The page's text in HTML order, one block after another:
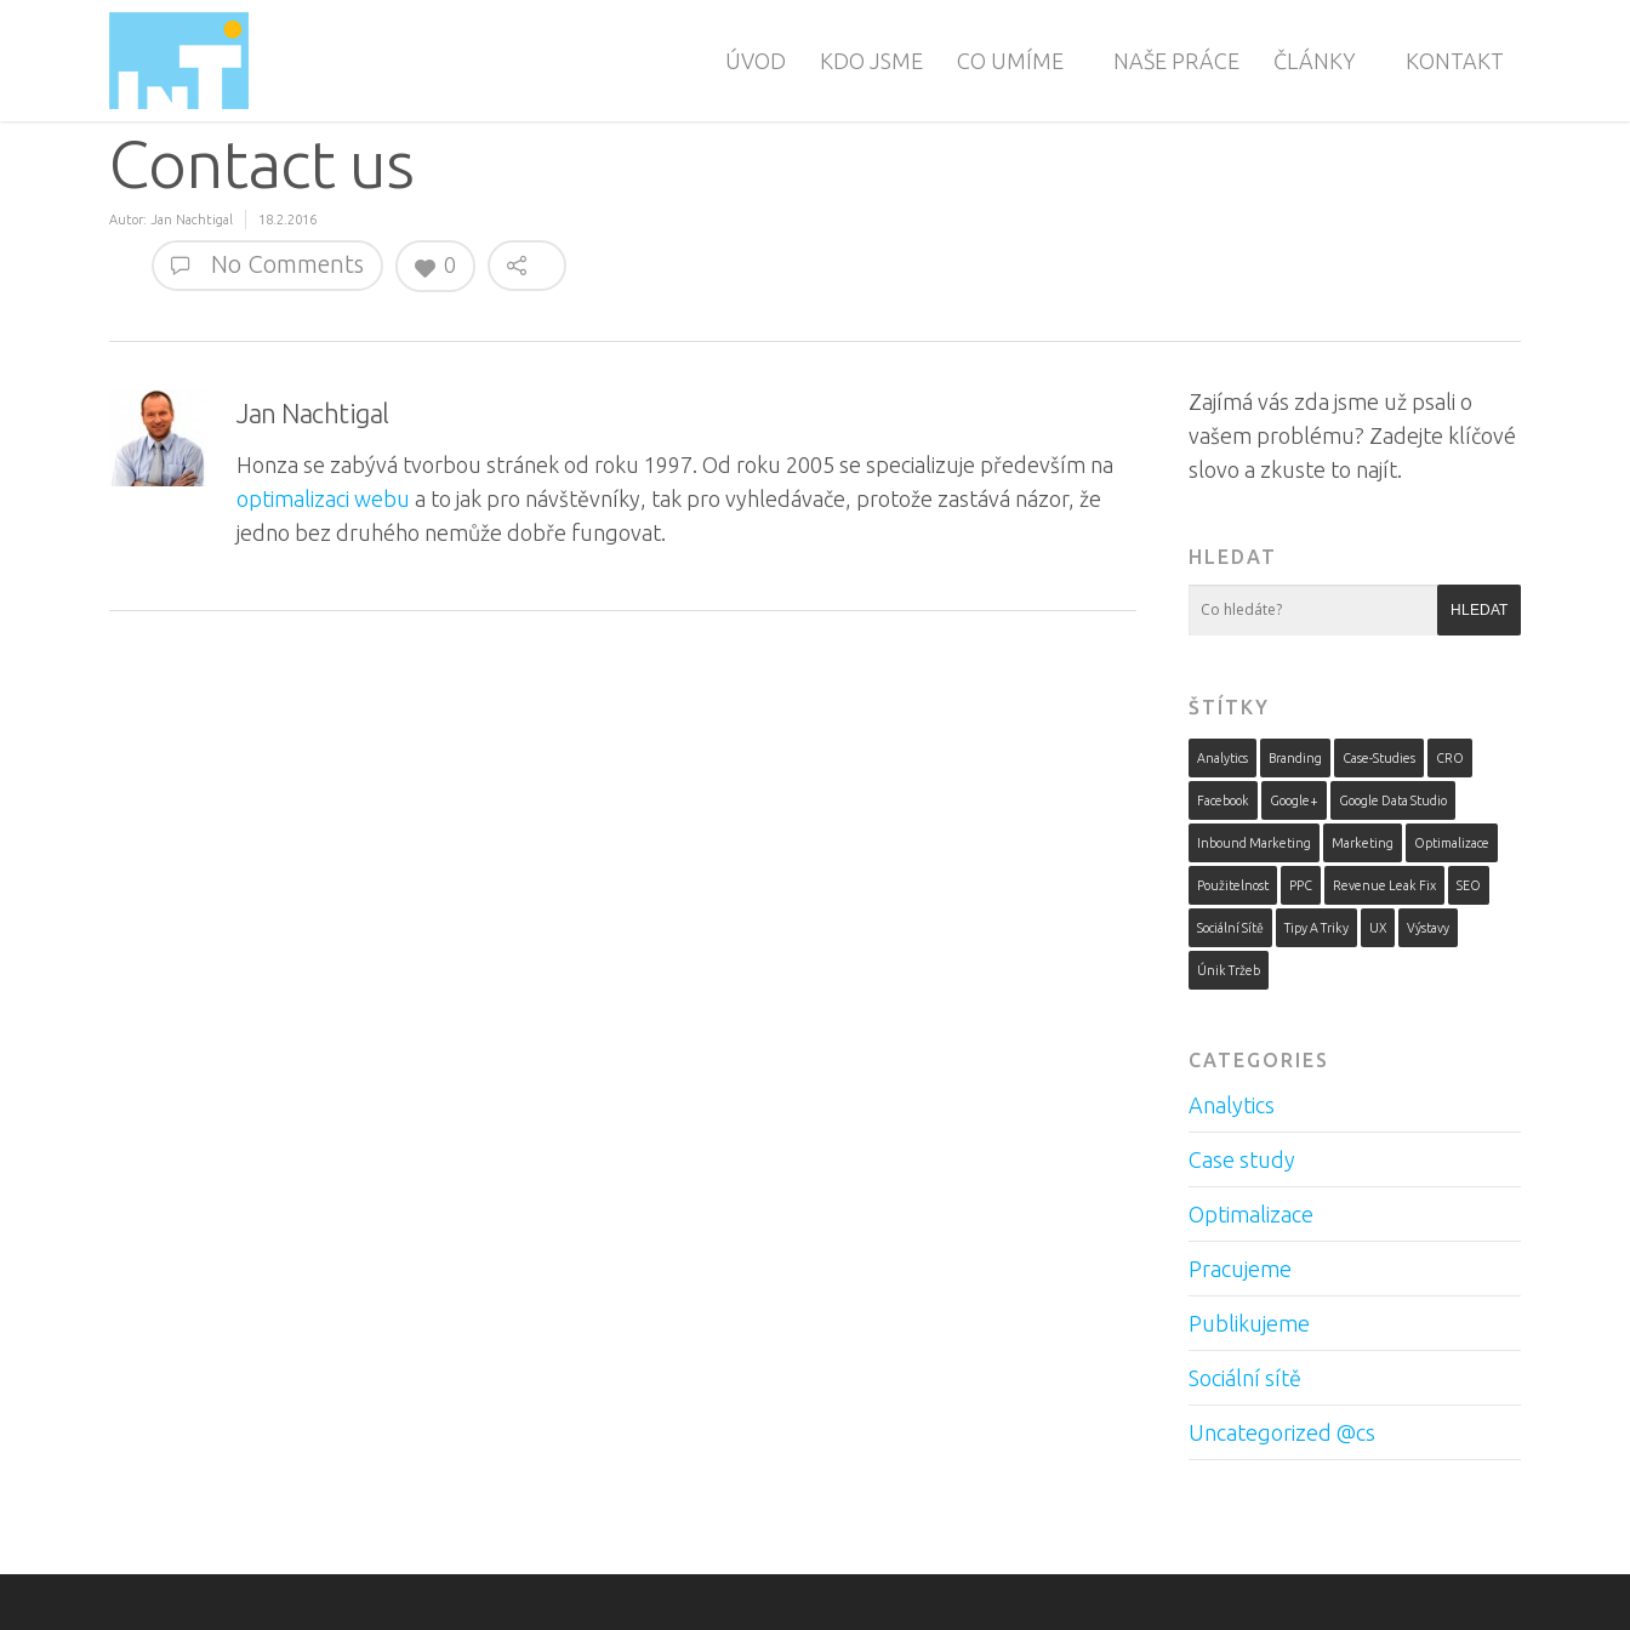
ÚVOD KDO JSME CO UMÍME NAŠE PRÁCE ČLÁNKY KONTAKT
Contact us
Autor: Jan Nachtigal 18.2.2016
No Comments 0
Jan Nachtigal
Honza se zabývá tvorbou stránek od roku 1997. Od roku 2005 se specializuje především na
optimalizaci webu a to jak pro návštěvníky, tak pro vyhledávače, protože zastává názor, že
jedno bez druhého nemůže dobře fungovat.
Zajímá vás zda jsme už psali o
vašem problému? Zadejte klíčové
slovo a zkuste to najít.
HLEDAT
ŠTÍTKY
Analytics Branding Case-Studies CRO
Facebook Google+ Google Data Studio
Inbound Marketing Marketing Optimalizace
Použitelnost PPC Revenue Leak Fix SEO
Sociální Sítě Tipy A Triky UX Výstavy
Únik Tržeb
CATEGORIES
Analytics
Case study
Optimalizace
Pracujeme
Publikujeme
Sociální sítě
Uncategorized @cs